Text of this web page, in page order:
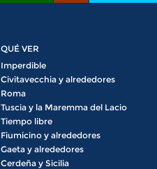
QUÉ VER
Imperdible
Civitavecchia y alrededores
Roma
Tuscia y la Maremma del Lacio
Tiempo libre
Fiumicino y alrededores
Gaeta y alrededores
Cerdeña y Sicilia